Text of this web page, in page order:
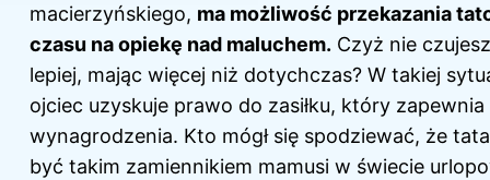
macierzyńskiego, ma możliwość przekazania
czasu na opiekę nad maluchem. Czyż nie
lepiej, mając więcej niż dotychczas? W takiej
ojciec uzyskuje prawo do zasiłku, który zapewnia
wynagrodzenia. Kto mógł się spodziewać, że
być takim zamiennikiem mamusi w świecie